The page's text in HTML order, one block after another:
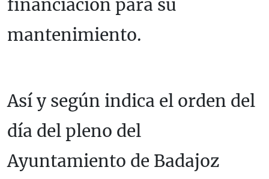
financiación para su
mantenimiento.
Así y según indica el orden del
día del pleno del
Ayuntamiento de Badajoz